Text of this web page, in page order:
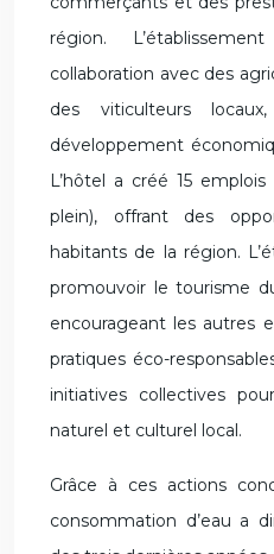
région.
collaboration avec des
des viticulteurs
développement
L’hôtel a créé 15
plein), offrant des
habitants de la région.
promouvoir le tourisme
encourageant les autres
pratiques éco-
initiatives collectives
naturel et culturel local.
Grâce à ces actions
consommation d’eau a